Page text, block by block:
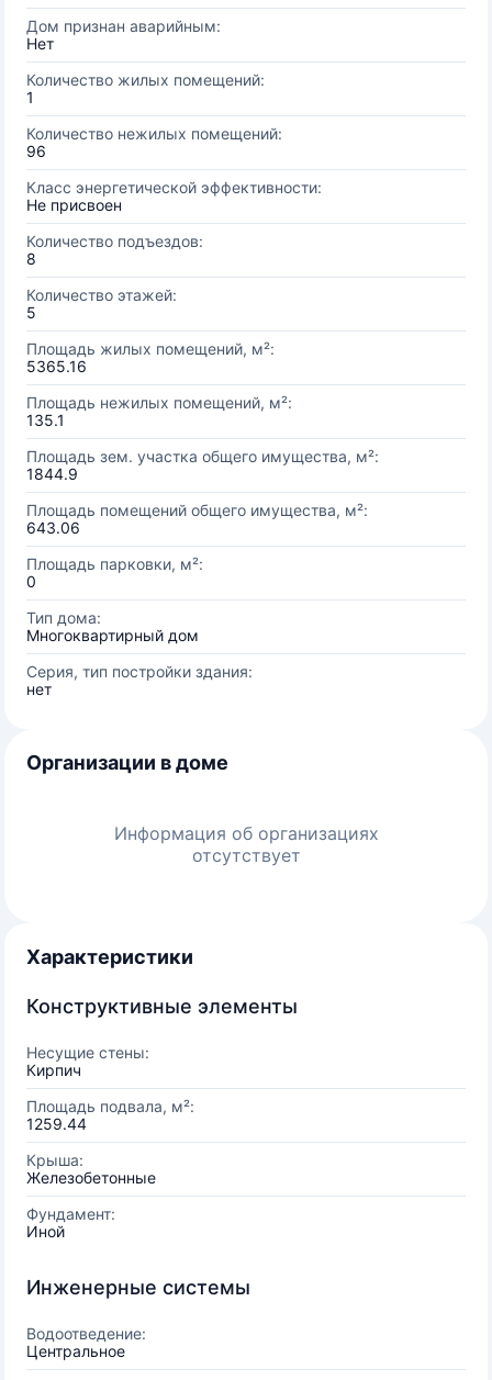
Дом признан аварийным:
Нет
Количество жилых помещений:
1
Количество нежилых помещений:
96
Класс энергетической эффективности:
Не присвоен
Количество подъездов:
8
Количество этажей:
5
Площадь жилых помещений, м²:
5365.16
Площадь нежилых помещений, м²:
135.1
Площадь зем. участка общего имущества, м²:
1844.9
Площадь помещений общего имущества, м²:
643.06
Площадь парковки, м²:
0
Тип дома:
Многоквартирный дом
Серия, тип постройки здания:
нет
Организации в доме
Информация об организациях
отсутствует
Характеристики
Конструктивные элементы
Несущие стены:
Кирпич
Площадь подвала, м²:
1259.44
Крыша:
Железобетонные
Фундамент:
Иной
Инженерные системы
Водоотведение:
Центральное